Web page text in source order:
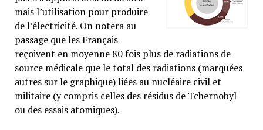
mais l’utilisation pour produire
de l’électricité. On notera au
passage que les Français
reçoivent en moyenne 80 fois plus de radiations de
source médicale que le total des radiations (marquées
autres sur le graphique) liées au nucléaire civil et
militaire (y compris celles des résidus de Tchernobyl
ou des essais atomiques).